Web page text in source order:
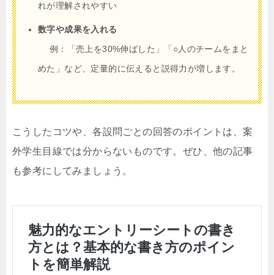
れが理解されやすい
数字や成果を入れる
例：「売上を30%伸ばした」「○人のチームをまと
めた」など、定量的に伝えると説得力が増します。
こうしたコツや、各設問ごとの回答のポイントは、案
外学生目線では分からないものです。ぜひ、他の記事
も参考にしてみましょう。